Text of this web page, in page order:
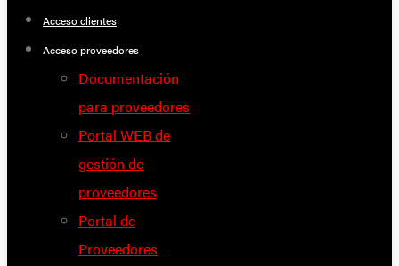
Acceso clientes
Acceso proveedores
Documentación
para proveedores
Portal WEB de
gestión de
proveedores
Portal de
Proveedores